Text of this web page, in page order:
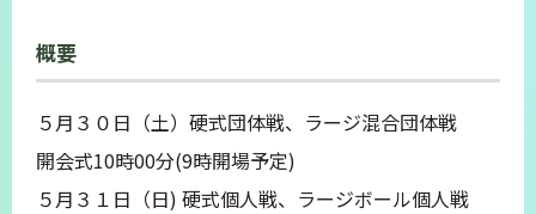
概要
５月３０日（土）硬式団体戦、ラージ混合団体戦
開会式10時00分(9時開場予定)
５月３１日（日) 硬式個人戦、ラージボール個人戦